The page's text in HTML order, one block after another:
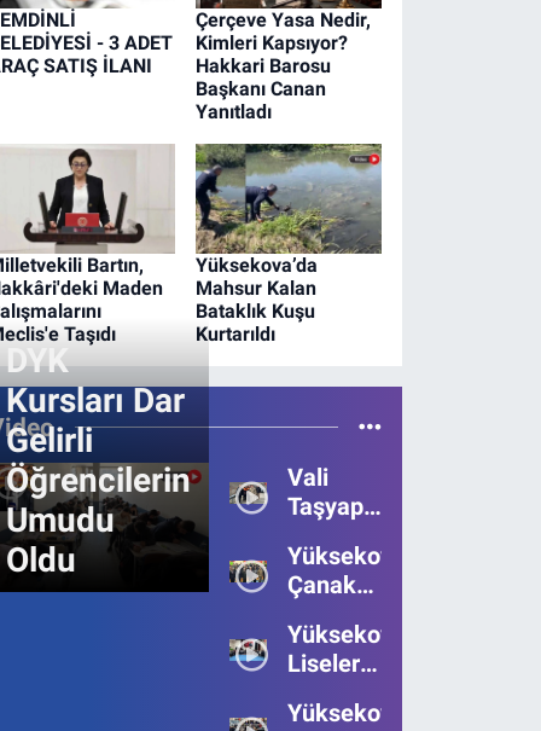
- 3 ADET
SATIŞ İLANI
Çerçeve Yasa Nedir,
Kimleri Kapsıyor?
Hakkari Barosu
Başkanı Canan
Yanıtladı
Bartın,
Maden
Taşıdı
Yüksekova’da
Mahsur Kalan
Bataklık Kuşu
Kurtarıldı
DYK
Kursları Dar
Gelirli
Öğrencilerin
Umudu
Oldu
Vali
Taşyapan,
Bölgesinde
İncelemelerde
Bulundu
Yüksekova’da
Çanakkale
111.Yılı
Kutlandı
Yüksekova’da
Liseler
Bilgi
Yüksekova